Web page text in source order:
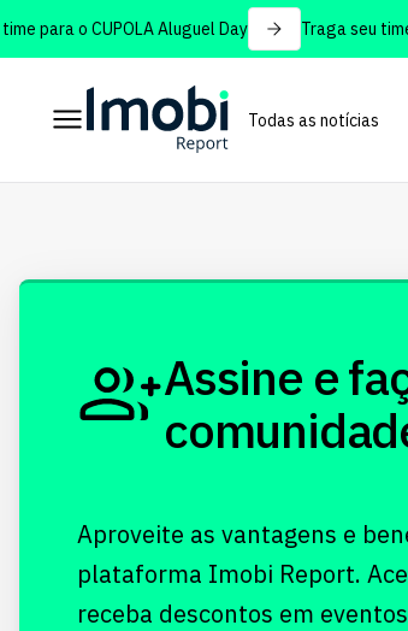
para o CUPOLA Aluguel Day Traga seu time
Todas as notícias
Assine e
Aproveite as vantagens e
plataforma Imobi Report.
receba descontos em